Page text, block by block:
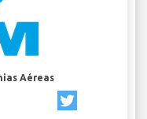
Aéreas